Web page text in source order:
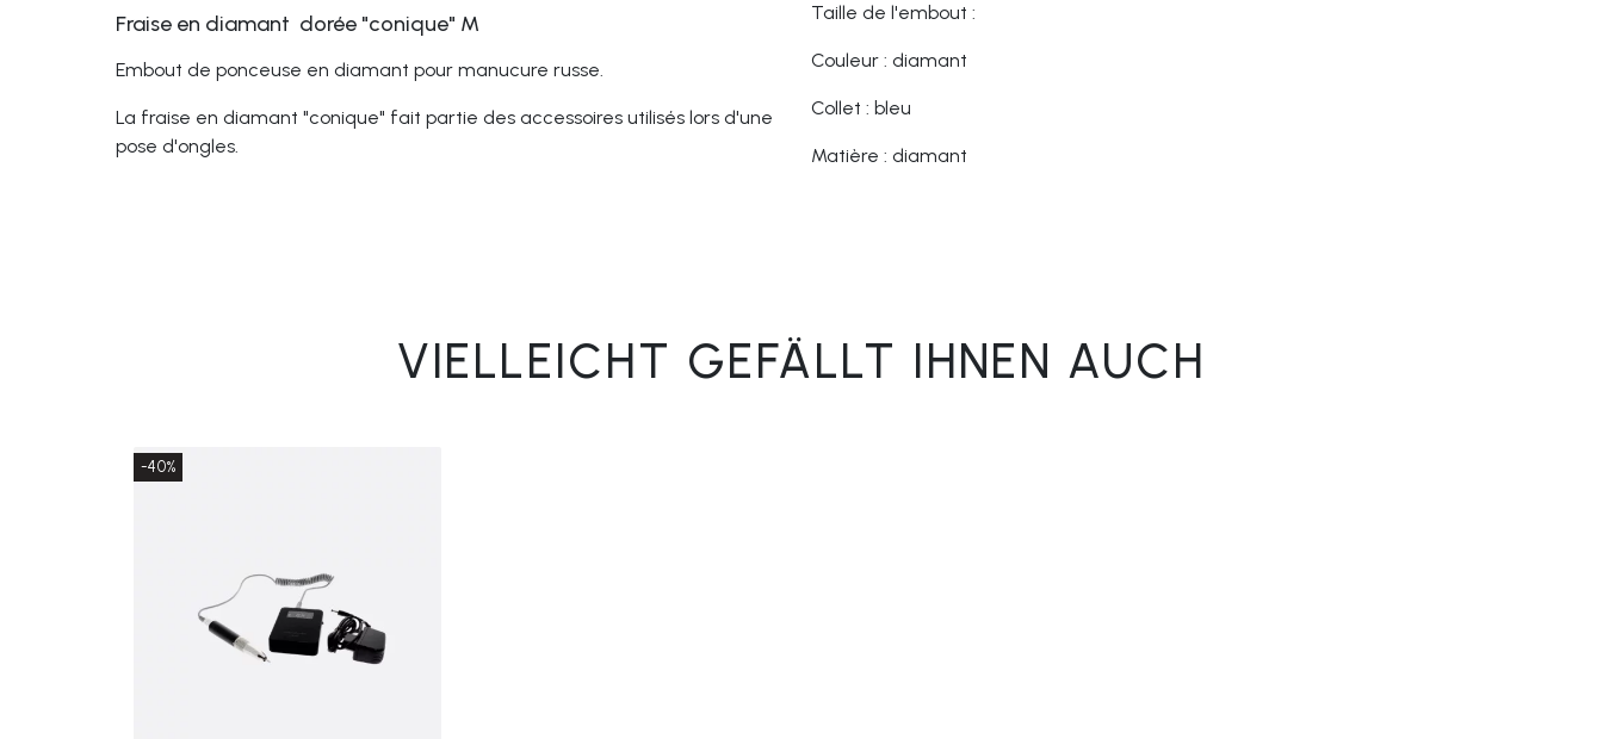
Fraise en diamant dorée "conique" M
Embout de ponceuse en diamant pour manucure russe.
La fraise en diamant "conique" fait partie des accessoires utilisés lors d'une
pose d'ongles.
Taille de l'embout :
Couleur : diamant
Collet : bleu
Matière : diamant
VIELLEICHT GEFÄLLT IHNEN AUCH
-40%